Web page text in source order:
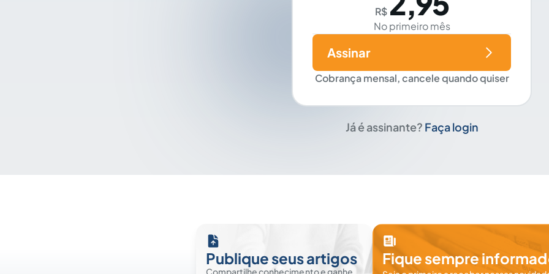
R$
No primeiro mês
Cobrança mensal, cancele quando quiser
Assinar
Já é assinante? Faça login
Publique seus artigos
Compartilhe conhecimento e ganhe
Fique sempre